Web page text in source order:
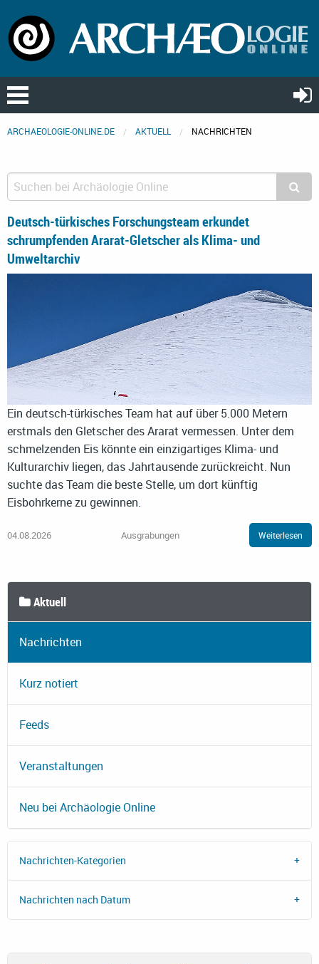
ARCHAEOLOGIE-ONLINE.DE AKTUELL NACHRICHTEN
Deutsch-türkisches Forschungsteam erkundet
schrumpfenden Ararat-Gletscher als Klima- und
Umweltarchiv
Ein deutsch-türkisches Team hat auf über 5.000 Metern
erstmals den Gletscher des Ararat vermessen. Unter dem
schmelzenden Eis könnte ein einzigartiges Klima- und
Kulturarchiv liegen, das Jahrtausende zurückreicht. Nun
suchte das Team die beste Stelle, um dort künftig
Eisbohrkerne zu gewinnen.
04.08.2026 Ausgrabungen Weiterlesen
Aktuell
Nachrichten
Kurz notiert
Feeds
Veranstaltungen
Neu bei Archäologie Online
Nachrichten-Kategorien
Nachrichten nach Datum